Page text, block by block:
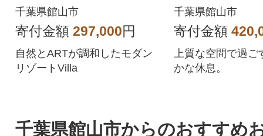
宿泊チケット
千葉県館山市
寄付金額 297,000円
自然とARTが調和したモダン
リゾートVilla
ト
千葉県館山市
寄付金額
上質な空間で過ご
かな休息。
千葉県館山市からのおすすめ